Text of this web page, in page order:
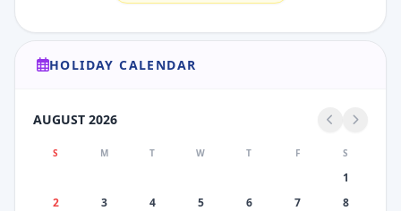
HOLIDAY CALENDAR
AUGUST 2026
S M T W T F S
1
2
3 4 5 6 7
8